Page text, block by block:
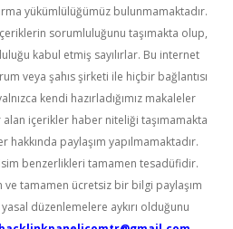
yükümlülüğümüz bulunmamaktadır.
sorumluluğunu taşımakta olup,
kabul etmiş sayılırlar. Bu internet
veya şahıs şirketi ile hiçbir bağlantısı
kendi hazırladığımız makaleler
alan içerikler haber niteliği taşımamakta
hakkında paylaşım yapılmamaktadır.
benzerlikleri tamamen tesadüfidir.
ve tamamen ücretsiz bir bilgi paylaşım
düzenlemelere aykırı olduğunu